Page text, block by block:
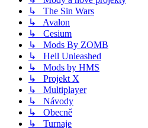
↳ The Sin Wars
↳ Avalon
↳ Cesium
↳ Mods By ZOMB
↳ Hell Unleashed
↳ Mods by HMS
↳ Projekt X
↳ Multiplayer
↳ Návody
↳ Obecně
↳ Turnaje